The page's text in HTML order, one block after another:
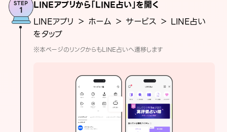
LINEアプリから「LINE占い」を開く
LINEアプリ ＞ ホーム ＞ サービス ＞ LINE占い
をタップ
※本ページのリンクからもLINE占いへ遷移します